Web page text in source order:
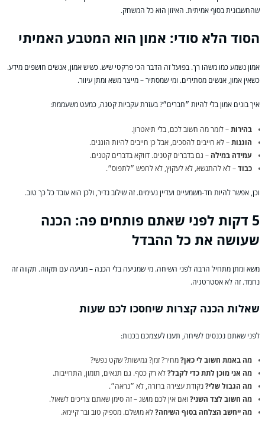
שהחשבונית בסוף אמיתית. האיזון הוא כל המשחק.
הסוד הלא סודי: אמון הוא המטבע האמיתי
אמון נשמע כמו משהו רך. בפועל זה הדבר הכי פרקטי שיש. כשיש אמון, אנשים חושפים מידע.
כשאין אמון, אנשים מסתירים. ומי שמסתיר – מייצר משא ומתן עיוור.
איך בונים אמון בלי להיות ״חברים״? בעזרת עקביות קטנה, כמעט משעממת:
בהירות– לומר מה חשוב לכם, בלי תיאטרון.
הוגנות– לא חייבים להסכים, אבל כן חייבים להיות הוגנים.
עמידה במילה – גם בדברים קטנים. דווקא בדברים קטנים.
כבוד– לא להתנשא, לא לעקוץ, לא לחפש ״לתפוס״.
וכן, אפשר להיות חד-משמעיים ועדיין נעימים. זה שילוב נדיר, ולכן הוא עובד כל כך טוב.
5 דקות לפני שאתם פותחים פה: הכנה
שעושה את כל ההבדל
משא ומתן מתחיל הרבה לפני השיחה. מי שמגיעה בלי הכנה – מגיעה עם תקווה. תקווה זה
נחמד. זה לא אסטרטגיה.
שאלות הכנה קצרות שיחסכו לכם שעות
לפני שאתם נכנסים לשיחה, תענו לעצמכם בכנות:
מה באמת חשוב לי כאן?מחיר? זמן? גמישות? שקט נפשי?
מה אני מוכן לתת כדי לקבל?לא רק כסף. גם תנאים, תזמון, התחייבות.
מה הגבול שלי?נקודת עצירה ברורה, לא ״נראה״.
מה חשוב לצד השני? ואם אין לכם מושג – זה סימן שאתם צריכים לשאול.
מה ייחשב הצלחה בסוף השיחה?לא מושלם. מספיק טוב ובר קיימא.